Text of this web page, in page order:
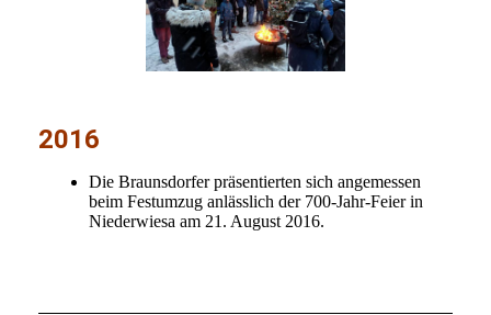
2016
Die Braunsdorfer präsentierten sich angemessen
beim Festumzug anlässlich der 700-Jahr-Feier in
Niederwiesa am 21. August 2016.